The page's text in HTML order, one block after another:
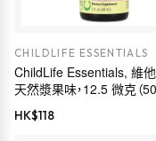
CHILDLIFE ESSENTIALS
ChildLife Essentials, 維他
天然漿果味，12.5 微克（
單位），1 液量盎司（30 毫升
HK$118